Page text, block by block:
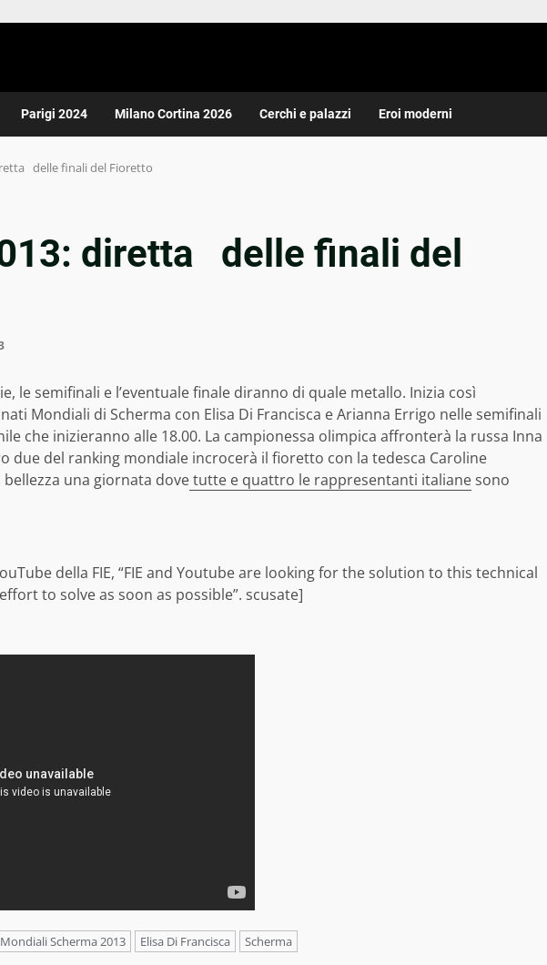
Parigi 2024 Milano Cortina 2026 Cerchi e palazzi Eroi moderni
delle finali del Fioretto
diretta delle finali del
le semifinali e l’eventuale finale diranno di quale metallo. Inizia così
Mondiali di Scherma con Elisa Di Francisca e Arianna Errigo nelle semifinali
che inizieranno alle 18.00. La campionessa olimpica affronterà la russa Inna
due del ranking mondiale incrocerà il fioretto con la tedesca Caroline
una giornata dovetutte e quattro le rappresentanti italianesono
della FIE, “FIE and Youtube are looking for the solution to this technical
to solve as soon as possible”. scusate]
Scherma 2013 Elisa Di Francisca Scherma